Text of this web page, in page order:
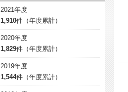
2021年度
1,910件（年度累計）
2020年度
1,829件（年度累計）
2019年度
1,544件（年度累計）